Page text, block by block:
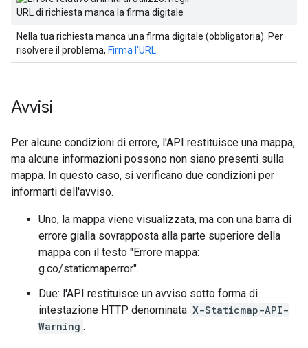
Nella tua richiesta manca una firma digitale (obbligatoria). Per
risolvere il problema, Firma l'URL
Avvisi
Per alcune condizioni di errore, l'API restituisce una mappa,
ma alcune informazioni possono non siano presenti sulla
mappa. In questo caso, si verificano due condizioni per
informarti dell'avviso.
Uno, la mappa viene visualizzata, ma con una barra di
errore gialla sovrapposta alla parte superiore della
mappa con il testo "Errore mappa:
g.co/staticmaperror".
Due: l'API restituisce un avviso sotto forma di
intestazione HTTP denominata X-Staticmap-API-
Warning .